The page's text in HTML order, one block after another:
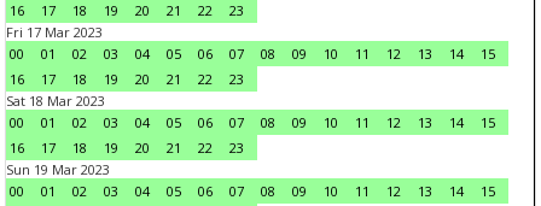
16
17 18 19 20 21 22
23
Fri 17 Mar 2023
00
01 02 03 04 05 06 07 08 09 10 11 12 13 14
15
16
17 18 19 20 21 22
23
Sat 18 Mar 2023
00
01 02 03 04 05 06 07 08 09 10 11 12 13 14
15
16
17 18 19 20 21 22
23
Sun 19 Mar 2023
00
01 02 03 04 05 06 07 08 09 10 11 12 13 14
15